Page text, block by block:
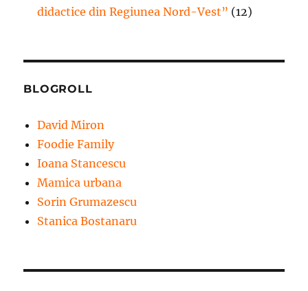
didactice din Regiunea Nord-Vest” (12)
BLOGROLL
David Miron
Foodie Family
Ioana Stancescu
Mamica urbana
Sorin Grumazescu
Stanica Bostanaru